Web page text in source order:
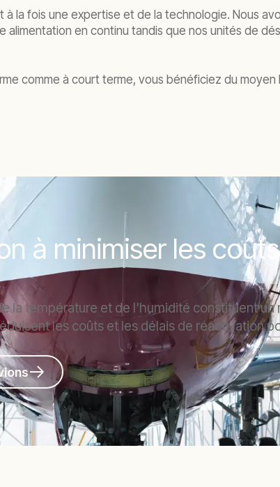
la fois une expertise et de la technologie. Nous
alimentation en continu tandis que nos unités de
comme à court terme, vous bénéficiez du
à minimiser les
la température et de l'humidité constituent
les coûts et les délais de réactivation